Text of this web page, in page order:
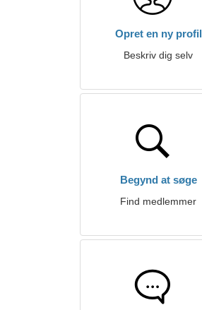
Opret en ny profil
Beskriv dig selv
Begynd at søge
Find medlemmer